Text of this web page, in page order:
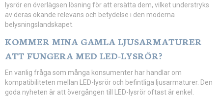
lysrör en överlägsen lösning för att ersätta dem, vilket understryks
av deras ökande relevans och betydelse i den moderna
belysningslandskapet.
KOMMER MINA GAMLA LJUSARMATURER
ATT FUNGERA MED LED-LYSRÖR?
En vanlig fråga som många konsumenter har handlar om
kompatibiliteten mellan LED-lysrör och befintliga ljusarmaturer. Den
goda nyheten är att övergången till LED-lysrör oftast är enkel.